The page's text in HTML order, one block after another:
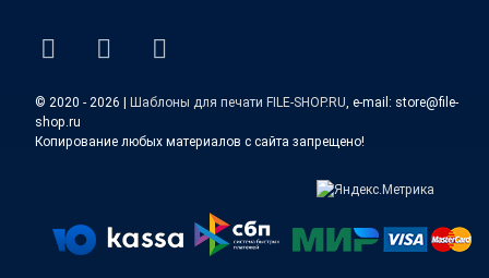
ВКонтакте
YouTube
E-mail
© 2020 - 2026 | Шаблоны для печати FILE-SHOP.RU , e-mail: store@file-
shop.ru
Копирование любых материалов с сайта запрещено!